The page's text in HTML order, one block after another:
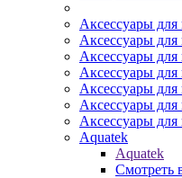
Аксессуары
Аксессуары
Аксессуары
Аксессуары
Аксессуары
Аксессуары для
Аксессуары для
Aquatek
Aquatek
Смотреть